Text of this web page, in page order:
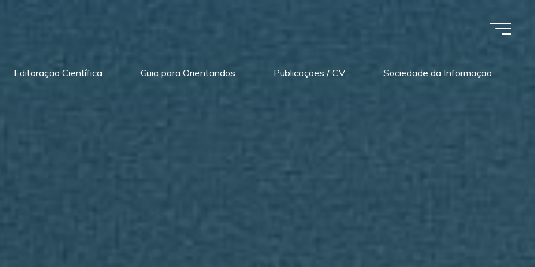
Editoração Científica Guia para Orientandos Publicações / CV Sociedade da Informação